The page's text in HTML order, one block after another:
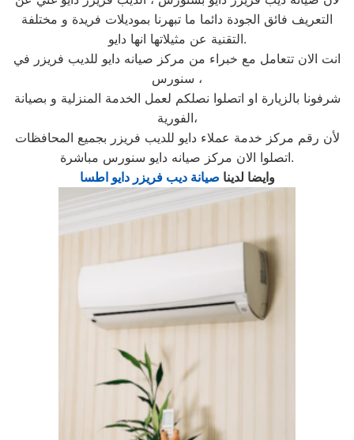
التعريف فائق الجودة دائما ما تبهرنا بموديلات فريدة و مختلفة
التقنية عن مثيلاتها انها دايو.
انت الان تتعامل مع خبراء من مركز صيانه دايو للديب فريزر في
سنورس ،
شرفونا بالزيارة او اتصلوا نصلكم لعمل الخدمة المنزلية و بصيانة
الفورية،
لأن رقم مركز خدمة عملاء دايو للديب فريزر بجميع المحافظات
اتصلوا الان مركز صيانه دايو سنورس مباشرة.
وايضا لدينا صيانة ديب فريزر دايو اطسا